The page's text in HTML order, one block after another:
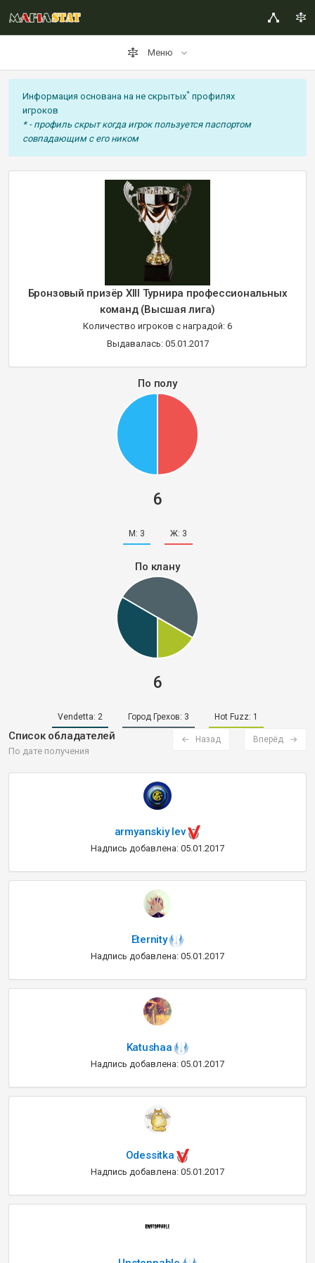
Меню
Информация основана на не скрытых* профилях
игроков
* - профиль скрыт когда игрок пользуется паспортом
совпадающим с его ником
Бронзовый призёр XIII Турнира профессиональных
команд (Высшая лига)
Количество игроков с наградой: 6
Выдавалась: 05.01.2017
По полу
6
М: 3 Ж: 3
По клану
6
Vendetta: 2 Город Грехов: 3 Hot Fuzz: 1
← Назад Вперёд →
Список обладателей
По дате получения
armyanskiy lev
Надпись добавлена: 05.01.2017
Eternity
Надпись добавлена: 05.01.2017
Katushaa
Надпись добавлена: 05.01.2017
Odessitka
Надпись добавлена: 05.01.2017